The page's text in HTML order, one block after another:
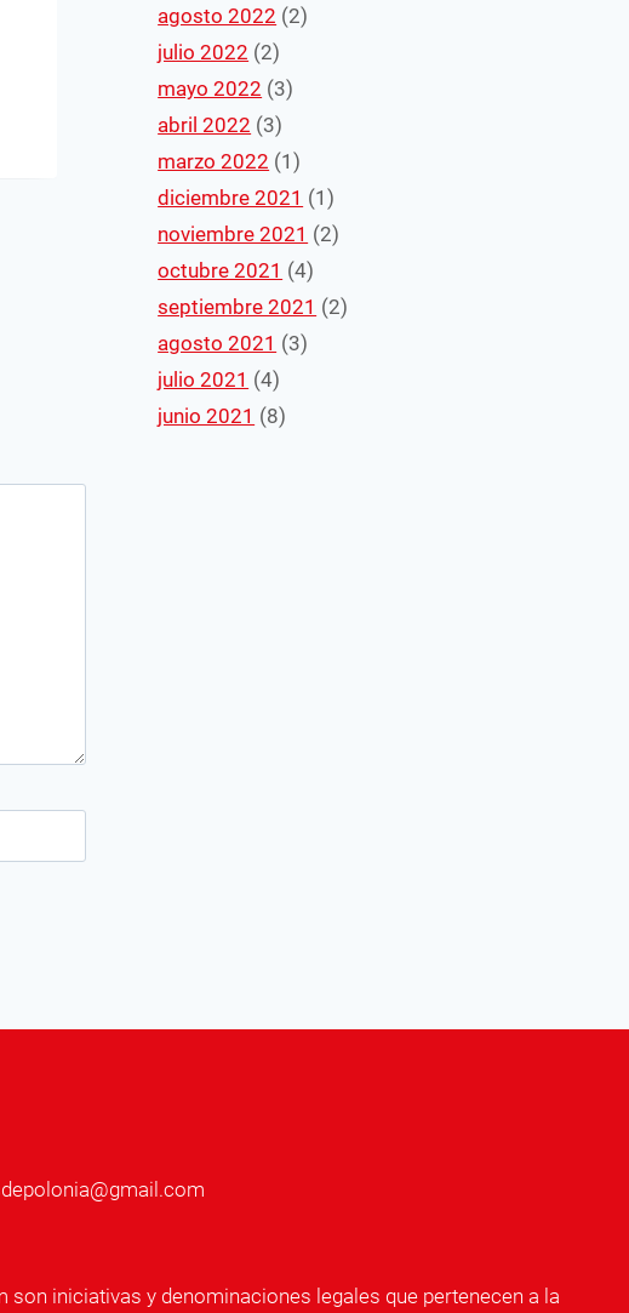
agosto 2022 (2)
julio 2022 (2)
mayo 2022 (3)
abril 2022 (3)
marzo 2022 (1)
diciembre 2021 (1)
noviembre 2021 (2)
octubre 2021 (4)
septiembre 2021 (2)
agosto 2021 (3)
julio 2021 (4)
junio 2021 (8)
iniciativas y denominaciones legales que pertenecen a la